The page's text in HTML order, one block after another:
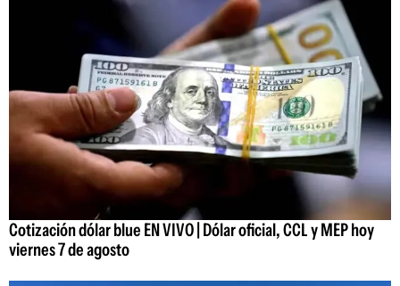
Cotización dólar blue EN VIVO | Dólar oficial, CCL y MEP hoy
viernes 7 de agosto